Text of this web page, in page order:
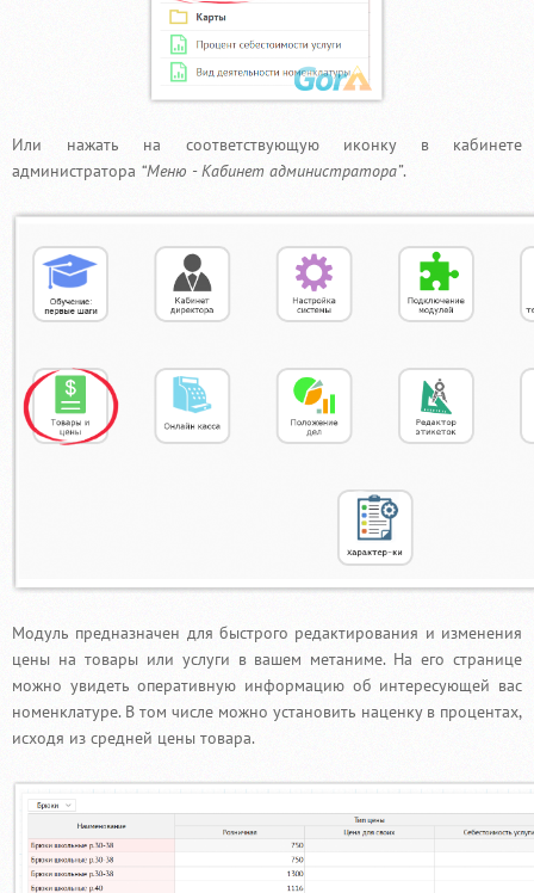
Или нажать на соответствующую иконку в кабинете
администратора “Меню - Кабинет администратора”.
Модуль предназначен для быстрого редактирования и изменения
цены на товары или услуги в вашем метаниме. На его странице
можно увидеть оперативную информацию об интересующей вас
номенклатуре. В том числе можно установить наценку в процентах,
исходя из средней цены товара.